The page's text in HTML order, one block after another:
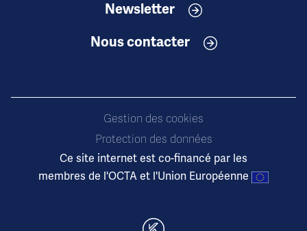
Newsletter
Nous contacter
Gestion des cookies
Protection des données
Ce site internet est co-financé par les
membres de l'OCTA et l'Union Européenne